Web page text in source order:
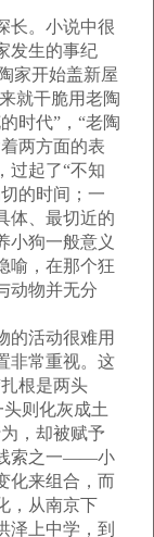
长。小说中很
发生的事纪
家开始盖新屋
就干脆用老陶
时代”，“老陶
两方面的表
过起了“不知
的时间；一
体、最切近的
小狗一般意义
喻，在那个狂
动物并无分
的活动很难用
非常重视。这
根是两头
则化灰成土
，却被赋予
索之一——小
化来组合，而
，从南京下
泽上中学，到